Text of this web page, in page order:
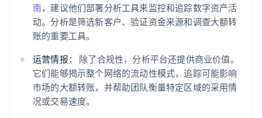
南，建议他们部署分析工具来监控和追踪数字资产活
动。分析是筛选新客户、验证资金来源和调查大额转
账的重要工具。
运营情报：
除了合规性，分析平台还提供商业价值。
它们能够揭示整个网络的流动性模式，追踪可能影响
市场的大额转账，并帮助团队衡量特定区域的采用情
况或交易速度。